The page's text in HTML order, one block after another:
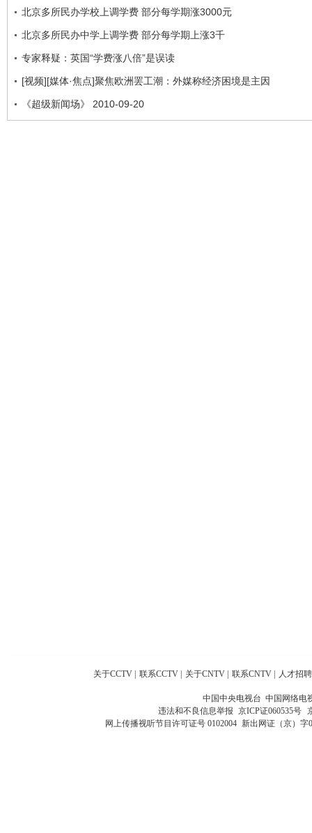
北京多所民办学校上调学费 部分每学期涨3000元
北京多所民办中学上调学费 部分每学期上涨3千
专家释疑：英国“学费涨八倍”是误读
[视频][媒体·焦点]聚焦欧洲罢工潮：外媒称经济困境是主因
《超级新闻场》 2010-09-20
关于CCTV 联系CCTV 关于CNTV 联系CNTV 人才招聘
中国中央电视台 中国网络电
违法和不良信息举报 京ICP证060535号
网上传播视听节目许可证号 0102004 新出网证（京）